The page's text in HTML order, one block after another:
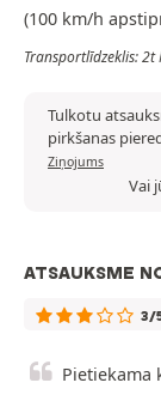
(100 km/h
Transportlīdzeklis:
Tulkotu
pirkšanas
Ziņojums
Vai
ATSAUKSME
3/
Pietiekama